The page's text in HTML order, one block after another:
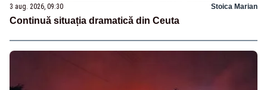
3 aug. 2026, 09:30 Stoica Marian
Continuă situația dramatică din Ceuta